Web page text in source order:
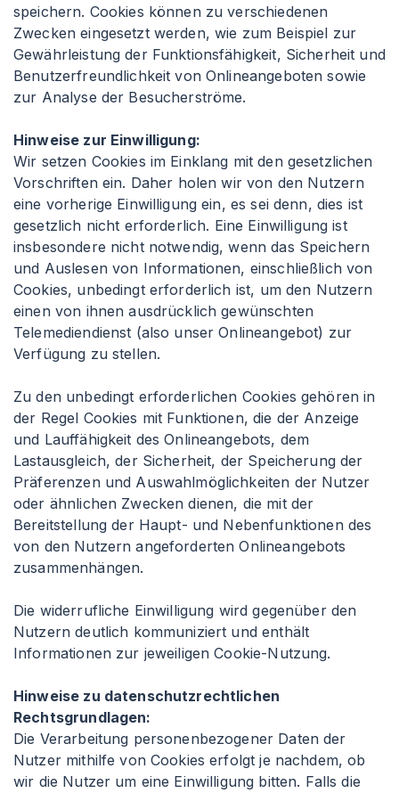
speichern. Cookies können zu verschiedenen
Zwecken eingesetzt werden, wie zum Beispiel zur
Gewährleistung der Funktionsfähigkeit, Sicherheit und
Benutzerfreundlichkeit von Onlineangeboten sowie
zur Analyse der Besucherströme.
Hinweise zur Einwilligung:
Wir setzen Cookies im Einklang mit den gesetzlichen
Vorschriften ein. Daher holen wir von den Nutzern
eine vorherige Einwilligung ein, es sei denn, dies ist
gesetzlich nicht erforderlich. Eine Einwilligung ist
insbesondere nicht notwendig, wenn das Speichern
und Auslesen von Informationen, einschließlich von
Cookies, unbedingt erforderlich ist, um den Nutzern
einen von ihnen ausdrücklich gewünschten
Telemediendienst (also unser Onlineangebot) zur
Verfügung zu stellen.
Zu den unbedingt erforderlichen Cookies gehören in
der Regel Cookies mit Funktionen, die der Anzeige
und Lauffähigkeit des Onlineangebots, dem
Lastausgleich, der Sicherheit, der Speicherung der
Präferenzen und Auswahlmöglichkeiten der Nutzer
oder ähnlichen Zwecken dienen, die mit der
Bereitstellung der Haupt- und Nebenfunktionen des
von den Nutzern angeforderten Onlineangebots
zusammenhängen.
Die widerrufliche Einwilligung wird gegenüber den
Nutzern deutlich kommuniziert und enthält
Informationen zur jeweiligen Cookie-Nutzung.
Hinweise zu datenschutzrechtlichen
Rechtsgrundlagen:
Die Verarbeitung personenbezogener Daten der
Nutzer mithilfe von Cookies erfolgt je nachdem, ob
wir die Nutzer um eine Einwilligung bitten. Falls die